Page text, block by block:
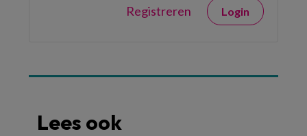
Registreren Login
Lees ook